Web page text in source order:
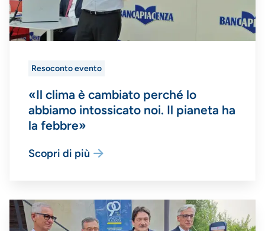
Resoconto evento
«Il clima è cambiato perché lo
abbiamo intossicato noi. Il pianeta ha
la febbre»
Scopri di più